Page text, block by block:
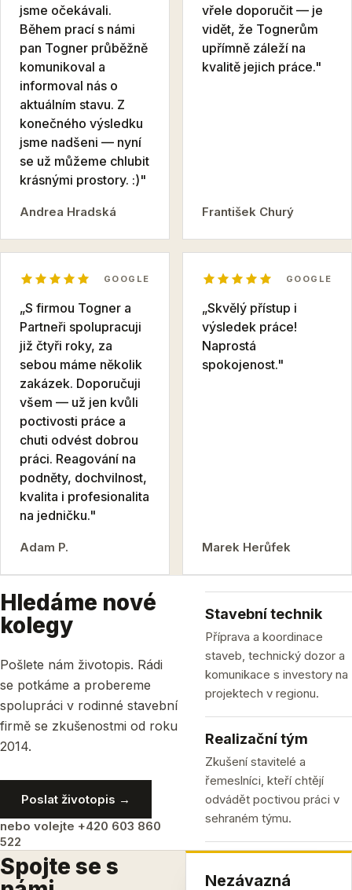
jsme očekávali.
Během prací s námi
pan Togner průběžně
komunikoval a
informoval nás o
aktuálním stavu. Z
konečného výsledku
jsme nadšeni — nyní
se už můžeme chlubit
krásnými prostory. :)"
Andrea Hradská
vřele doporučit — je
vidět, že Tognerům
upřímně záleží na
kvalitě jejich práce."
František Churý
GOOGLE
„S firmou Togner a
Partneři spolupracuji
již čtyři roky, za
sebou máme několik
zakázek. Doporučuji
všem — už jen kvůli
poctivosti práce a
chuti odvést dobrou
práci. Reagování na
podněty, dochvilnost,
kvalita i profesionalita
na jedničku."
Adam P.
GOOGLE
„Skvělý přístup i
výsledek práce!
Naprostá
spokojenost."
Marek Herůfek
Hledáme nové
kolegy
Pošlete nám životopis. Rádi
se potkáme a probereme
spolupráci v rodinné stavební
firmě se zkušenostmi od roku
2014.
Poslat životopis →
nebo volejte +420 603 860
522
Stavební technik
Příprava a koordinace
staveb, technický dozor a
komunikace s investory na
projektech v regionu.
Realizační tým
Zkušení stavitelé a
řemeslníci, kteří chtějí
odvádět poctivou práci v
sehraném týmu.
Spojte se s
Nezávazná